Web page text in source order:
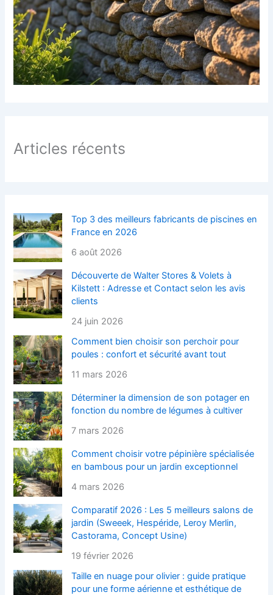
Articles récents
Top 3 des meilleurs fabricants de piscines en
France en 2026
6 août 2026
Découverte de Walter Stores & Volets à
Kilstett : Adresse et Contact selon les avis
clients
24 juin 2026
Comment bien choisir son perchoir pour
poules : confort et sécurité avant tout
11 mars 2026
Déterminer la dimension de son potager en
fonction du nombre de légumes à cultiver
7 mars 2026
Comment choisir votre pépinière spécialisée
en bambous pour un jardin exceptionnel
4 mars 2026
Comparatif 2026 : Les 5 meilleurs salons de
jardin (Sweeek, Hespéride, Leroy Merlin,
Castorama, Concept Usine)
19 février 2026
Taille en nuage pour olivier : guide pratique
pour une forme aérienne et esthétique de